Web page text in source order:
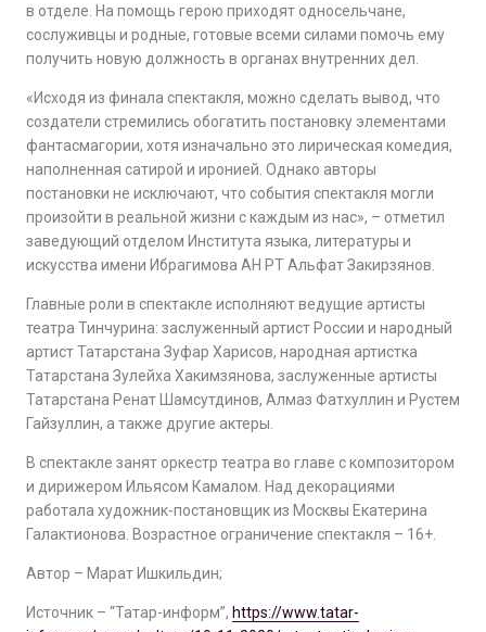
в отделе. На помощь герою приходят односельчане,
сослуживцы и родные, готовые всеми силами помочь ему
получить новую должность в органах внутренних дел.
«Исходя из финала спектакля, можно сделать вывод, что
создатели стремились обогатить постановку элементами
фантасмагории, хотя изначально это лирическая комедия,
наполненная сатирой и иронией. Однако авторы
постановки не исключают, что события спектакля могли
произойти в реальной жизни с каждым из нас», – отметил
заведующий отделом Института языка, литературы и
искусства имени Ибрагимова АН РТ Альфат Закирзянов.
Главные роли в спектакле исполняют ведущие артисты
театра Тинчурина: заслуженный артист России и народный
артист Татарстана Зуфар Харисов, народная артистка
Татарстана Зулейха Хакимзянова, заслуженные артисты
Татарстана Ренат Шамсутдинов, Алмаз Фатхуллин и Рустем
Гайзуллин, а также другие актеры.
В спектакле занят оркестр театра во главе с композитором
и дирижером Ильясом Камалом. Над декорациями
работала художник-постановщик из Москвы Екатерина
Галактионова. Возрастное ограничение спектакля – 16+.
Автор – Марат Ишкильдин;
Источник – “Татар-информ”, https://www.tatar-